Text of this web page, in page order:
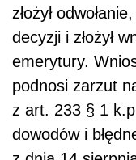
złożył
decyzji i złożył
emerytury.
podnosi zarzut
z art. 233 § 1
dowodów i